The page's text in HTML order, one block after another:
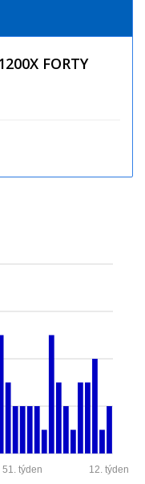
FORTY
12. týden
51. týden